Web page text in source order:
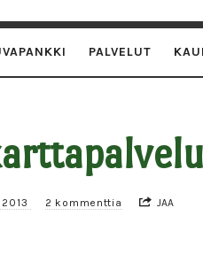
PALVELUT
2 kommenttia JAA